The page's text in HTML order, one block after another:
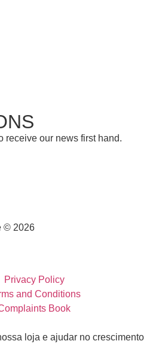
receive our news first hand.
© 2026
Privacy Policy
and Conditions
Book
loja e ajudar no crescimento